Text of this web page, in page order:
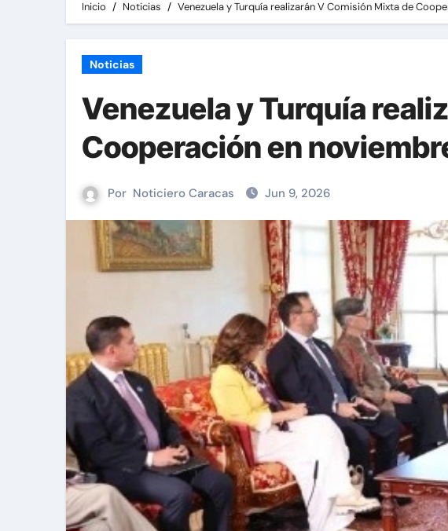
Inicio Noticias Venezuela y Turquía realizarán V Comisión Mixta de
Noticias
Venezuela y Turquía
Cooperación en
Por Noticiero Caracas Jun 9, 2026